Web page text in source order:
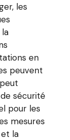
les
en
peuvent
sécurité
pour les
mesures
la